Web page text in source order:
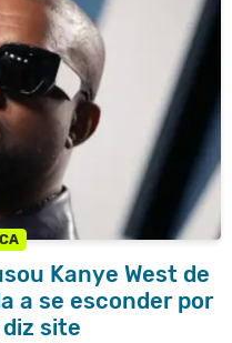
Kanye West de
a se esconder por
site